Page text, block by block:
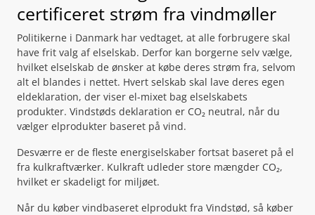
certificeret strøm fra vindmøller
Politikerne i Danmark har vedtaget, at alle forbrugere skal
have frit valg af elselskab. Derfor kan borgerne selv vælge,
hvilket elselskab de ønsker at købe deres strøm fra, selvom
alt el blandes i nettet. Hvert selskab skal lave deres egen
eldeklaration, der viser el-mixet bag elselskabets
produkter. Vindstøds deklaration er CO₂ neutral, når du
vælger elprodukter baseret på vind.
Desværre er de fleste energiselskaber fortsat baseret på el
fra kulkraftværker. Kulkraft udleder store mængder CO₂,
hvilket er skadeligt for miljøet.
Når du køber vindbaseret elprodukt fra Vindstød, så køber